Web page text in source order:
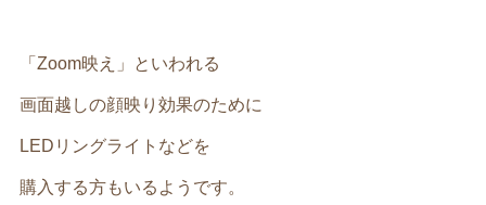
「Zoom映え」といわれる
画面越しの顔映り効果のために
LEDリングライトなどを
購入する方もいるようです。